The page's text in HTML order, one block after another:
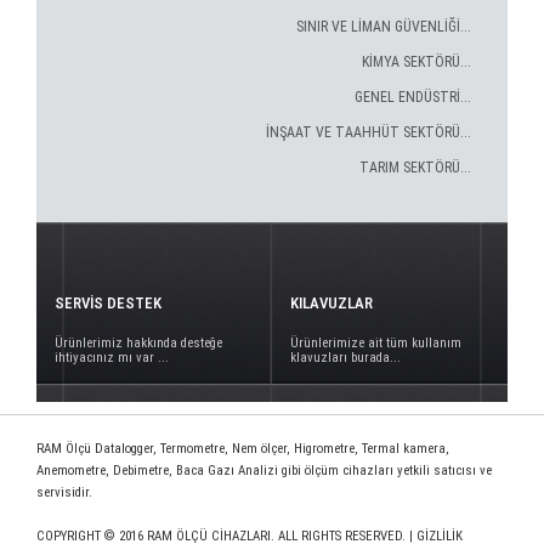
SINIR VE LİMAN GÜVENLİĞİ...
KİMYA SEKTÖRÜ...
GENEL ENDÜSTRİ...
İNŞAAT VE TAAHHÜT SEKTÖRÜ...
TARIM SEKTÖRÜ...
SERVİS DESTEK
Ürünlerimiz hakkında desteğe
ihtiyacınız mı var ...
KILAVUZLAR
Ürünlerimize ait tüm kullanım
klavuzları burada...
RAM Ölçü Datalogger, Termometre, Nem ölçer, Higrometre, Termal kamera,
Anemometre, Debimetre, Baca Gazı Analizi gibi ölçüm cihazları yetkili satıcısı ve
servisidir.
COPYRIGHT © 2016 RAM ÖLÇÜ CİHAZLARI. ALL RIGHTS RESERVED. | GİZLİLİK